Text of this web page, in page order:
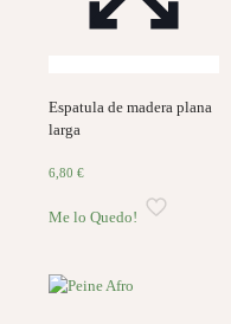
Espatula de madera plana
larga
6,80 €
Me lo Quedo!